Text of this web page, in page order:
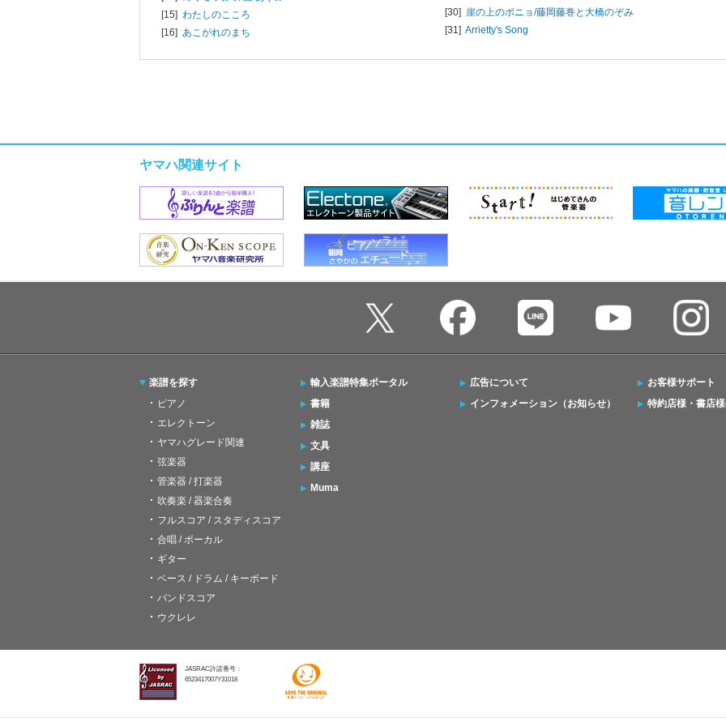
[15] わたしのこころ
[16] あこがれのまち
[30] 崖の上のポニョ/藤岡藤巻と大橋のぞみ
[31] Arrietty's Song
ヤマハ関連サイト
楽譜を探す
ピアノ
エレクトーン
ヤマハグレード関連
弦楽器
管楽器 / 打楽器
吹奏楽 / 器楽合奏
フルスコア / スタディスコア
合唱 / ボーカル
ギター
ベース / ドラム / キーボード
バンドスコア
ウクレレ
輸入楽譜特集ポータル
書籍
雑誌
文具
講座
Muma
広告について
インフォメーション（お知らせ）
お客様サポート
特約店様・書店
JASRAC許諾番号：
6523417007Y31018